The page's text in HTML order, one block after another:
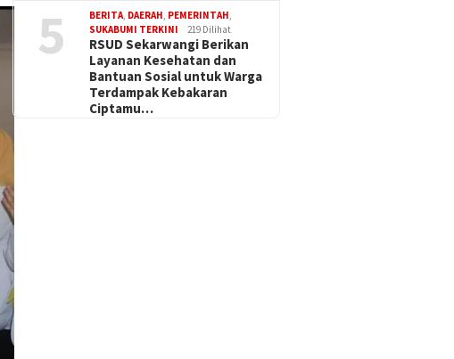
5 BERITA, DAERAH, PEMERINTAH,
SUKABUMI TERKINI
219 Dilihat
RSUD Sekarwangi Berikan
Layanan Kesehatan dan
Bantuan Sosial untuk Warga
Terdampak Kebakaran
Ciptamu…